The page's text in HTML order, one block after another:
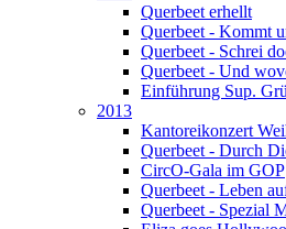
Querbeet erhellt
Querbeet - Kommt
Querbeet - Schrei
Querbeet - Und
Einführung Sup.
2013
Kantoreikonzert
Querbeet - Durch
CircO-Gala im GOP
Querbeet - Leben
Querbeet - Spezial